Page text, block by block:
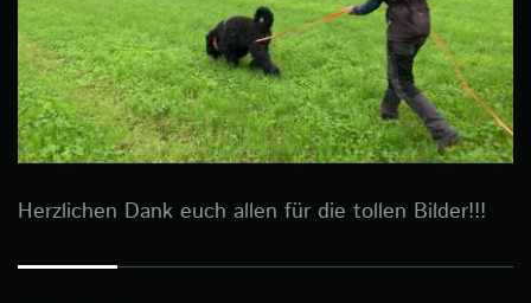
Herzlichen Dank euch allen für die tollen Bilder!!!